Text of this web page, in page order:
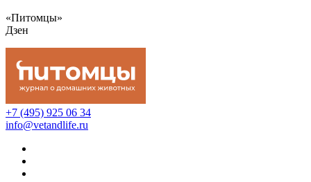
«Питомцы»
Дзен
+7 (495) 925 06 34
info@vetandlife.ru